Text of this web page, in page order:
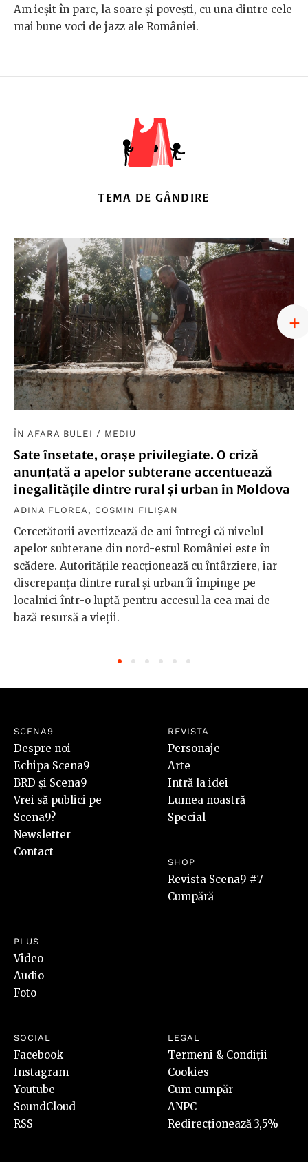
Am ieșit în parc, la soare și povești, cu una dintre cele
mai bune voci de jazz ale României.
TEMA DE GÂNDIRE
ÎN AFARA BULEI / MEDIU
Sate însetate, orașe privilegiate. O criză
anunțată a apelor subterane accentuează
inegalitățile dintre rural și urban în Moldova
ADINA FLOREA , COSMIN FILIȘAN
Cercetătorii avertizează de ani întregi că nivelul
apelor subterane din nord-estul României este în
scădere. Autoritățile reacționează cu întârziere, iar
discrepanța dintre rural și urban îi împinge pe
localnici într-o luptă pentru accesul la cea mai de
bază resursă a vieții.
SCENA9
Despre noi
Echipa Scena9
BRD și Scena9
Vrei să publici pe
Scena9?
Newsletter
Contact
REVISTA
Personaje
Arte
Intră la idei
Lumea noastră
Special
SHOP
Revista Scena9 #7
Cumpără
PLUS
Video
Audio
Foto
SOCIAL
Facebook
Instagram
Youtube
SoundCloud
RSS
LEGAL
Termeni & Condiții
Cookies
Cum cumpăr
ANPC
Redirecționează 3,5%